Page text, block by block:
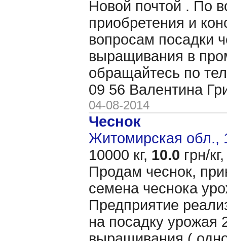
Новой почтой . По
приобретения и
вопросам посадки
выращивания в
обращайтесь по
09 56 Валентина
04-08-2014
Чеснок
Житомирская обл.,
10000 кг, 10.0 грн/кг,
Продам чеснок,
семена чеснока
Предприятие
на посадку урожая